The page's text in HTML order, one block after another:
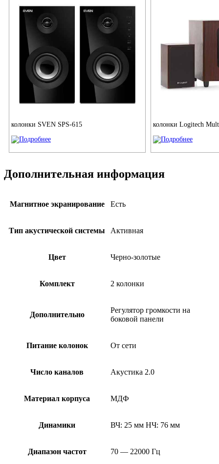
колонки SVEN SPS-615 колонки Logitech
Дополнительная информация
Магнитное экранирование Есть
Тип акустической системы Активная
Цвет Черно-золотые
Комплект 2 колонки
Дополнительно
Регулятор громкости на
боковой панели
Питание колонок От сети
Число каналов Акустика 2.0
Материал корпуса МДФ
Динамики ВЧ: 25 мм НЧ: 76 мм
Диапазон частот 70 — 22000 Гц